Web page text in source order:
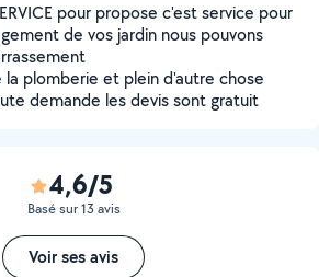
pour propose c'est service pour
de vos jardin nous pouvons
la plomberie et plein d'autre chose
demande les devis sont gratuit
4,6/5
Basé sur 13 avis
Voir ses avis